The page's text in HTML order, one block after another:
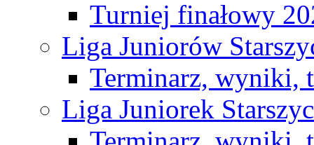
Turniej finałowy
Liga Juniorów
Terminarz, wyniki,
Liga Juniorek